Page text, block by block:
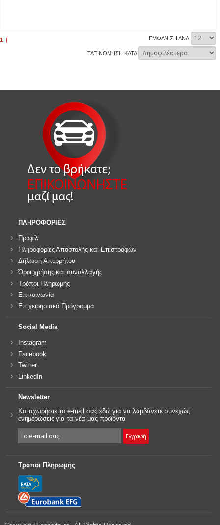
1 | ΕΜΦΑΝΙΣΗ ΑΝΑ
ΤΑΞΙΝΟΜΗΣΗ ΚΑΤΑ
ΠΛΗΡΟΦΟΡΙΕΣ
Προφίλ
Πληροφορίες Αποστολής και Επιστροφών
Δήλωση Απορρήτου
Όροι χρήσης και συναλλαγής
Τρόποι Πληρωμής
Επικοινωνία
Επιχειρησιακό Πρόγραμμα
Social Media
Instagram
Facebook
Twitter
LinkedIn
Newsletter
Καταχωρήστε το e-mail σας εδώ για να λαμβάνετε συνεχώς
ενημερώσεις για τα νέα μας προϊόντα
Τρόποι Πληρωμής